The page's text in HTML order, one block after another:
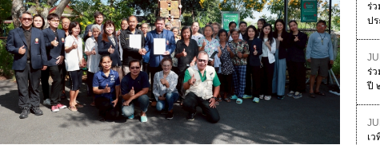
ร่
ป
ร่
ปี
เ